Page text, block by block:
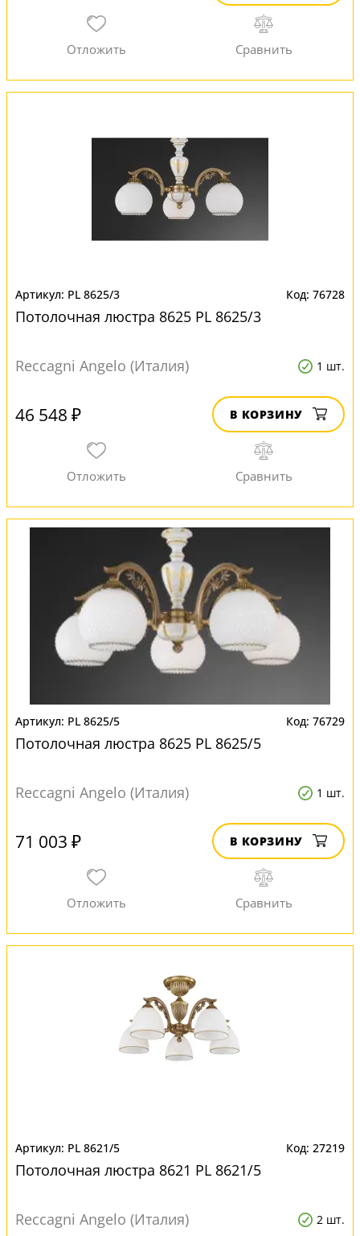
PL 8625/3 76728
Потолочная люстра 8625 PL 8625/3
Reccagni Angelo (Италия) 1 шт.
46 548 ₽ В КОРЗИНУ
PL 8625/5 76729
Потолочная люстра 8625 PL 8625/5
Reccagni Angelo (Италия) 1 шт.
71 003 ₽ В КОРЗИНУ
PL 8621/5 27219
Потолочная люстра 8621 PL 8621/5
Reccagni Angelo (Италия) 2 шт.